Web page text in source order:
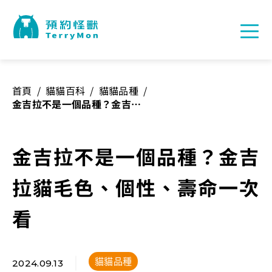
首頁 / 貓貓百科 / 貓貓品種 /
金吉拉不是一個品種？金吉拉
金吉拉不是一個品種？金吉
拉貓毛色、個性、壽命一次
看
2024.09.13 貓貓品種